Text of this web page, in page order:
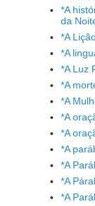
*A
da
*A
*A
*A Luz
*A
*A
*A
*A
*A
*A
*A
*A